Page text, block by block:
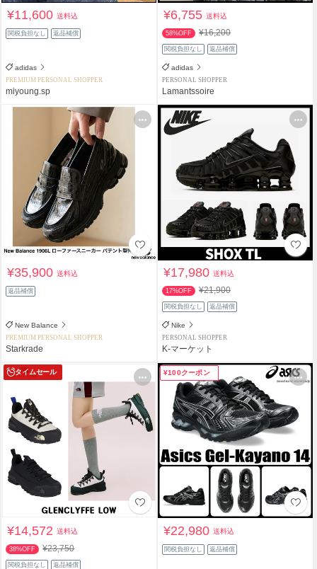
¥11,600送料込
関税負担なし 返品補償
adidas
PREMIUM PERSONAL SHOPPER
miyoung.sp
¥6,755送料込
58%OFF ¥16,200
関税負担なし 返品補償
adidas
PERSONAL SHOPPER
Lamantssoire
¥35,900送料込
返品補償
New Balance
PREMIUM PERSONAL SHOPPER
Starkrade
¥17,980送料込
17%OFF ¥21,900
関税負担なし 返品補償
Nike
PERSONAL SHOPPER
K-マーケット
タイムセール
¥14,572送料込
38%OFF ¥23,750
関税負担なし 返品補償
¥100クーポン
¥22,980送料込
関税負担なし 返品補償